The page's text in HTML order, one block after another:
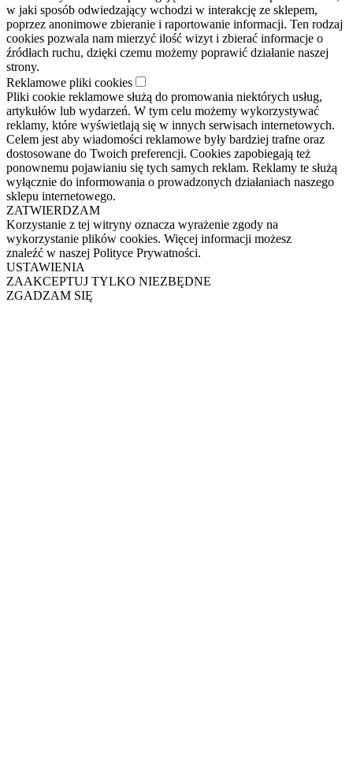
w jaki sposób odwiedzający wchodzi w interakcję ze sklepem,
poprzez anonimowe zbieranie i raportowanie informacji. Ten rodzaj
cookies pozwala nam mierzyć ilość wizyt i zbierać informacje o
źródłach ruchu, dzięki czemu możemy poprawić działanie naszej
strony.
Reklamowe pliki cookies
Pliki cookie reklamowe służą do promowania niektórych usług,
artykułów lub wydarzeń. W tym celu możemy wykorzystywać
reklamy, które wyświetlają się w innych serwisach internetowych.
Celem jest aby wiadomości reklamowe były bardziej trafne oraz
dostosowane do Twoich preferencji. Cookies zapobiegają też
ponownemu pojawianiu się tych samych reklam. Reklamy te służą
wyłącznie do informowania o prowadzonych działaniach naszego
sklepu internetowego.
ZATWIERDZAM
Korzystanie z tej witryny oznacza wyrażenie zgody na
wykorzystanie plików cookies. Więcej informacji możesz
znaleźć w naszej Polityce Prywatności.
USTAWIENIA
ZAAKCEPTUJ TYLKO NIEZBĘDNE
ZGADZAM SIĘ